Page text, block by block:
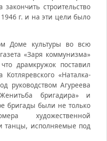
строительство
г. и на эти цели было
Доме культуры во всю
«Заря коммунизма»
драмкружок поставил
Котляревского «Наталка-
руководством Агуреева
бригадира» и
бригады были не только
художественной
танцы, исполняемые под